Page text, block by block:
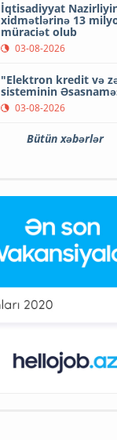
İqtisadiyyat
xidmətlərinə 13
müraciət olub
03-08-2026
"Elektron kredit və
sisteminin
03-08-2026
Bütün xəbərlər